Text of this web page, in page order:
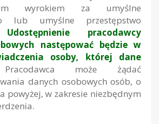
wyrokiem za umyślne
lub umyślne przestępstwo
Udostępnienie pracodawcy
następować będzie w
osoby, której dane
może żądać
danych osobowych osób, o
powyżej, w zakresie niezbędnym